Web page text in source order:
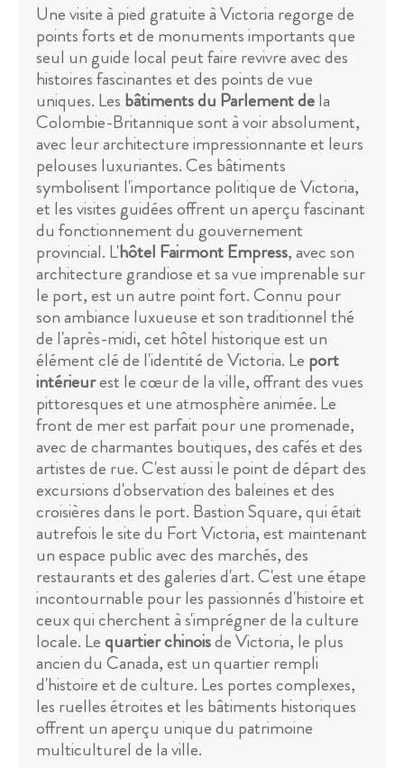
Une visite à pied gratuite à Victoria regorge de
points forts et de monuments importants que
seul un guide local peut faire revivre avec des
histoires fascinantes et des points de vue
uniques. Les bâtiments du Parlement dela
Colombie-Britannique sont à voir absolument,
avec leur architecture impressionnante et leurs
pelouses luxuriantes. Ces bâtiments
symbolisent l'importance politique de Victoria,
et les visites guidées offrent un aperçu fascinant
du fonctionnement du gouvernement
provincial. L'hôtel Fairmont Empress, avec son
architecture grandiose et sa vue imprenable sur
le port, est un autre point fort. Connu pour
son ambiance luxueuse et son traditionnel thé
de l'après-midi, cet hôtel historique est un
élément clé de l'identité de Victoria. Le port
intérieurest le cœur de la ville, offrant des vues
pittoresques et une atmosphère animée. Le
front de mer est parfait pour une promenade,
avec de charmantes boutiques, des cafés et des
artistes de rue. C'est aussi le point de départ des
excursions d'observation des baleines et des
croisières dans le port. Bastion Square, qui était
autrefois le site du Fort Victoria, est maintenant
un espace public avec des marchés, des
restaurants et des galeries d'art. C'est une étape
incontournable pour les passionnés d'histoire et
ceux qui cherchent à s'imprégner de la culture
locale. Lequartier chinoisde Victoria, le plus
ancien du Canada, est un quartier rempli
d'histoire et de culture. Les portes complexes,
les ruelles étroites et les bâtiments historiques
offrent un aperçu unique du patrimoine
multiculturel de la ville.